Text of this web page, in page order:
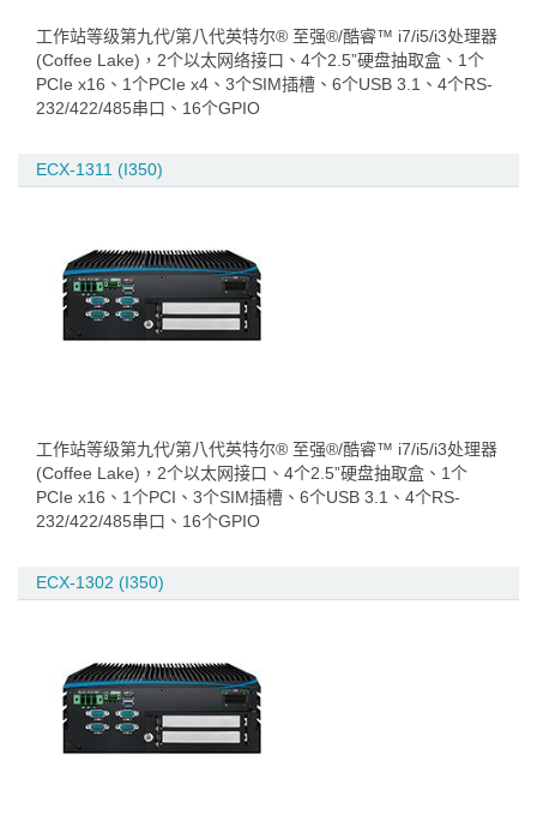
工作站等级第九代/第八代英特尔® 至强®/酷睿™ i7/i5/i3处理器
(Coffee Lake)，2个以太网络接口、4个2.5”硬盘抽取盒、1个
PCIe x16、1个PCIe x4、3个SIM插槽、6个USB 3.1、4个RS-
232/422/485串口、16个GPIO
ECX-1311 (I350)
工作站等级第九代/第八代英特尔® 至强®/酷睿™ i7/i5/i3处理器
(Coffee Lake)，2个以太网接口、4个2.5”硬盘抽取盒、1个
PCIe x16、1个PCI、3个SIM插槽、6个USB 3.1、4个RS-
232/422/485串口、16个GPIO
ECX-1302 (I350)